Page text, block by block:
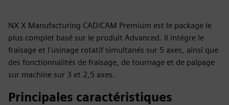
NX X Manufacturing CAD/CAM Premium est le package le
plus complet basé sur le produit Advanced. Il intègre le
fraisage et l'usinage rotatif simultanés sur 5 axes, ainsi que
des fonctionnalités de fraisage, de tournage et de palpage
sur machine sur 3 et 2,5 axes.
Principales caractéristiques